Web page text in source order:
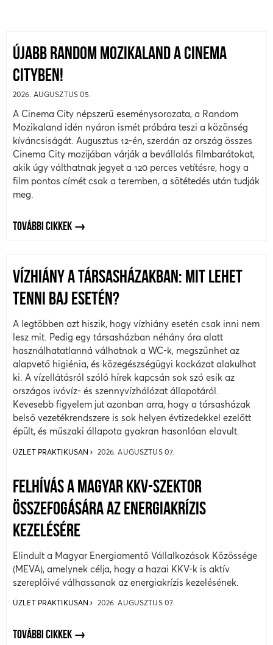
ÚJABB RANDOM MOZIKALAND A CINEMA
CITYBEN!
2026. AUGUSZTUS 05.
A Cinema City népszerű eseménysorozata, a Random
Mozikaland idén nyáron ismét próbára teszi a közönség
kíváncsiságát. Augusztus 12-én, szerdán az ország összes
Cinema City mozijában várják a bevállalós filmbarátokat,
akik úgy válthatnak jegyet a 120 perces vetítésre, hogy a
film pontos címét csak a teremben, a sötétedés után tudják
meg.
TOVÁBBI CIKKEK
VÍZHIÁNY A TÁRSASHÁZAKBAN: MIT LEHET
TENNI BAJ ESETÉN?
A legtöbben azt hiszik, hogy vízhiány esetén csak inni nem
lesz mit. Pedig egy társasházban néhány óra alatt
használhatatlanná válhatnak a WC-k, megszűnhet az
alapvető higiénia, és közegészségügyi kockázat alakulhat
ki. A vízellátásról szóló hírek kapcsán sok szó esik az
országos ivóvíz- és szennyvízhálózat állapotáról.
Kevesebb figyelem jut azonban arra, hogy a társasházak
belső vezetékrendszere is sok helyen évtizedekkel ezelőtt
épült, és műszaki állapota gyakran hasonlóan elavult.
ÜZLET PRAKTIKUSAN 2026. AUGUSZTUS 07.
FELHÍVÁS A MAGYAR KKV-SZEKTOR
ÖSSZEFOGÁSÁRA AZ ENERGIAKRÍZIS
KEZELÉSÉRE
Elindult a Magyar Energiamentő Vállalkozások Közössége
(MEVA), amelynek célja, hogy a hazai KKV-k is aktív
szereplőivé válhassanak az energiakrízis kezelésének.
ÜZLET PRAKTIKUSAN 2026. AUGUSZTUS 07.
TOVÁBBI CIKKEK